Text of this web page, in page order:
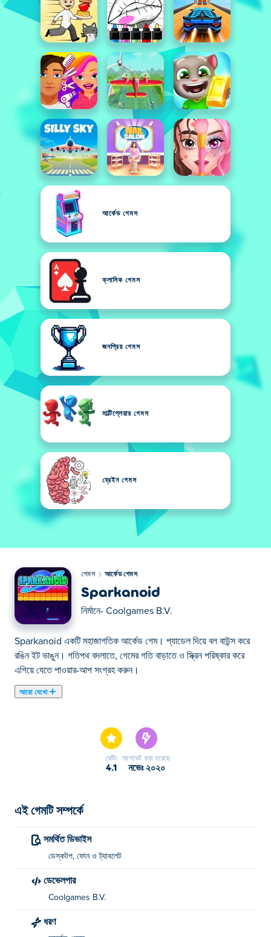
আর্কেড গেমস
ক্লাসিক গেমস
জনপ্রিয় গেমস
মাল্টিপ্লেয়ার গেমস
ব্রেইন গেমস
গেমস আর্কেড গেমস
Sparkanoid
নির্মানে- Coolgames B.V.
Sparkanoid একটি মহাজাগতিক আর্কেড গেম। প্যাডেল দিয়ে বল বাউন্স করে
রঙিন ইট ভাঙুন। গতিপথ বদলাতে, গেমের গতি বাড়াতে ও স্ক্রিন পরিষ্কার করে
এগিয়ে যেতে পাওয়ার-আপ সংগ্রহ করুন।
আরো দেখো
রেটিং
4.1
আপডেট করা হয়েছে
নভেঃ ২০২০
এই গেমটি সম্পর্কে
সমর্থিত ডিভাইস
ডেস্কটপ, ফোন ও ট্যাবলেট
ডেভেলপার
Coolgames B.V.
ধরণ